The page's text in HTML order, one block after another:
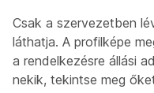
Csak a szervezetben
láthatja. A profilképe
a rendelkezésre állási
nekik, tekintse meg